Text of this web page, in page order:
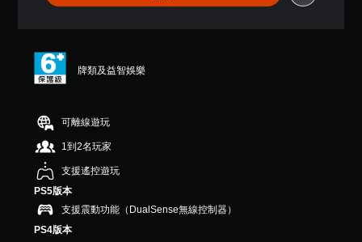
分
顆
星
）
共
2
7
則
評
分
牌類及益智娛樂
可離線遊玩
1到2名玩家
支援遙控遊玩
PS5版本
支援震動功能（DualSense無線控制器）
PS4版本